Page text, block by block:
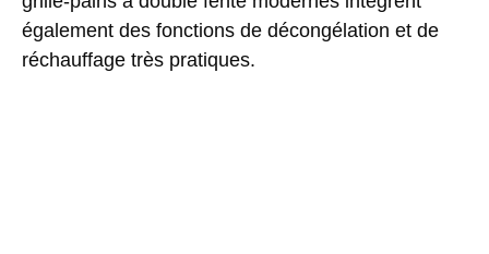
également des fonctions de décongélation et de
réchauffage très pratiques.